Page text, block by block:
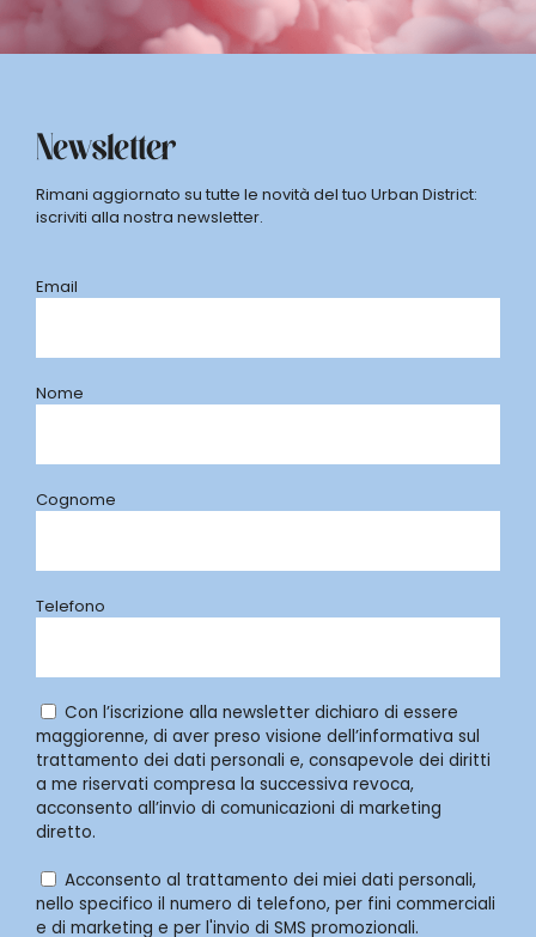
Newsletter
Rimani aggiornato su tutte le novità del tuo Urban District:
iscriviti alla nostra newsletter.
Email
Nome
Cognome
Telefono
Con l’iscrizione alla newsletter dichiaro di essere
maggiorenne, di aver preso visione dell’informativa sul
trattamento dei dati personali e, consapevole dei diritti
a me riservati compresa la successiva revoca,
acconsento all’invio di comunicazioni di marketing
diretto.
Acconsento al trattamento dei miei dati personali,
nello specifico il numero di telefono, per fini commerciali
e di marketing e per l'invio di SMS promozionali.